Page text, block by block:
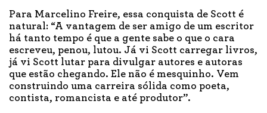
Para Marcelino Freire, essa conquista de Scott é
natural: “A vantagem de ser amigo de um escritor
há tanto tempo é que a gente sabe o que o cara
escreveu, penou, lutou. Já vi Scott carregar livros,
já vi Scott lutar para divulgar autores e autoras
que estão chegando. Ele não é mesquinho. Vem
construindo uma carreira sólida como poeta,
contista, romancista e até produtor”.